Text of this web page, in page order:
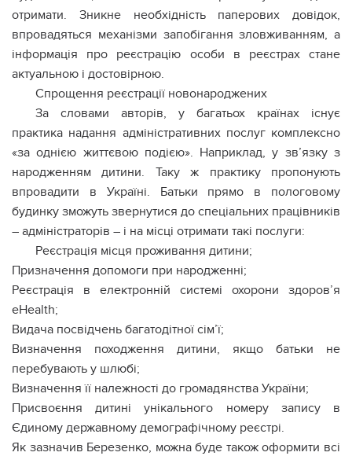
отримати. Зникне необхідність паперових довідок,
впровадяться механізми запобігання зловживанням, а
інформація про реєстрацію особи в реєстрах стане
актуальною і достовірною.
Спрощення реєстрації новонароджених
За словами авторів, у багатьох країнах існує
практика надання адміністративних послуг комплексно
«за однією життєвою подією». Наприклад, у зв’язку з
народженням дитини. Таку ж практику пропонують
впровадити в Україні. Батьки прямо в пологовому
будинку зможуть звернутися до спеціальних працівників
– адміністраторів – і на місці отримати такі послуги:
Реєстрація місця проживання дитини;
Призначення допомоги при народженні;
Реєстрація в електронній системі охорони здоров’я
eHealth;
Видача посвідчень багатодітної сім’ї;
Визначення походження дитини, якщо батьки не
перебувають у шлюбі;
Визначення її належності до громадянства України;
Присвоєння дитині унікального номеру запису в
Єдиному державному демографічному реєстрі.
Як зазначив Березенко, можна буде також оформити всі